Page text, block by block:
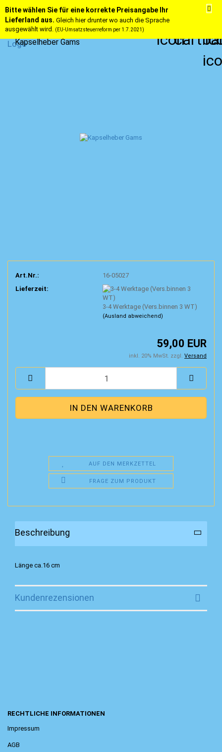
Bitte wählen Sie für eine korrekte Preisangabe Ihr
Lieferland aus. Gleich hier drunter wo auch die Sprache
ausgewählt wird. (EU-Umsatzsteuerreform per 1.7.2021)
Kapselheber Gams
Art.Nr.:
16-05027
Lieferzeit:
3-4 Werktage (Vers.binnen 3 WT)
(Ausland abweichend)
59,00 EUR
inkl. 20% MwSt. zzgl. Versand
AUF DEN MERKZETTEL
FRAGE ZUM PRODUKT
Beschreibung
Länge ca.16 cm
Kundenrezensionen
RECHTLICHE INFORMATIONEN
Impressum
AGB